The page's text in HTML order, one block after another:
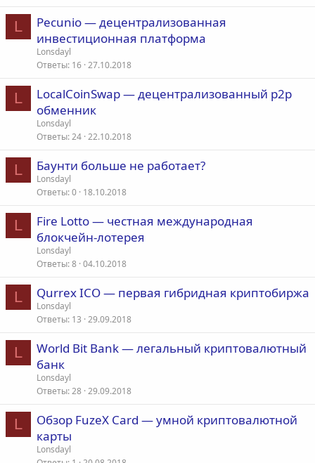
L
Pecunio — децентрализованная
инвестиционная платформа
Lonsdayl
Ответы 16 27.10.2018
L
LocalCoinSwap — децентрализованный p2p
обменник
Lonsdayl
Ответы 24 22.10.2018
L Баунти больше не работает?
Lonsdayl
Ответы 0 18.10.2018
L
Fire Lotto — честная международная
блокчейн-лотерея
Lonsdayl
Ответы 8 04.10.2018
L Qurrex ICO — первая гибридная криптобиржа
Lonsdayl
Ответы 13 29.09.2018
L
World Bit Bank — легальный криптовалютный
банк
Lonsdayl
Ответы 28 29.09.2018
L
Обзор FuzeX Card — умной криптовалютной
карты
Lonsdayl